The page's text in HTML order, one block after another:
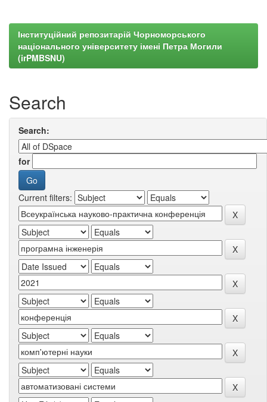
Інституційний репозитарій Чорноморського
національного університету імені Петра Могили
(irPMBSNU)
Search
Search:
for
Current filters: